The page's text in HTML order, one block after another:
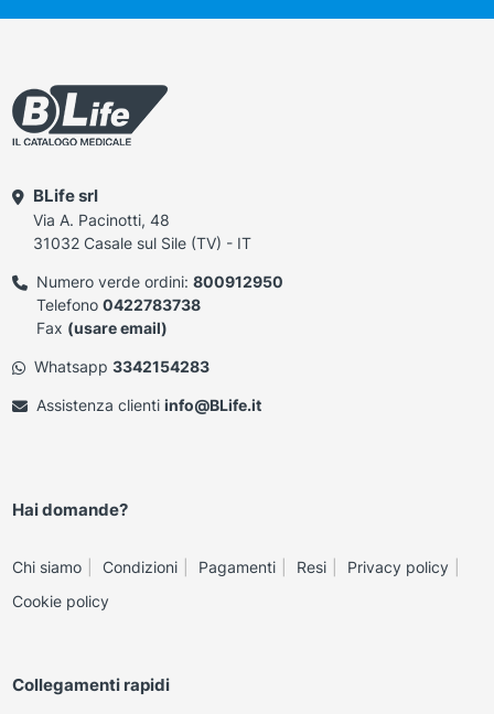
BLife srl
Via A. Pacinotti, 48
31032 Casale sul Sile (TV) - IT
Numero verde ordini: 800912950
Telefono 0422783738
Fax (usare email)
Whatsapp 3342154283
Assistenza clienti info@BLife.it
Hai domande?
Chi siamo Condizioni Pagamenti Resi
Privacy policy
Cookie policy
Collegamenti rapidi